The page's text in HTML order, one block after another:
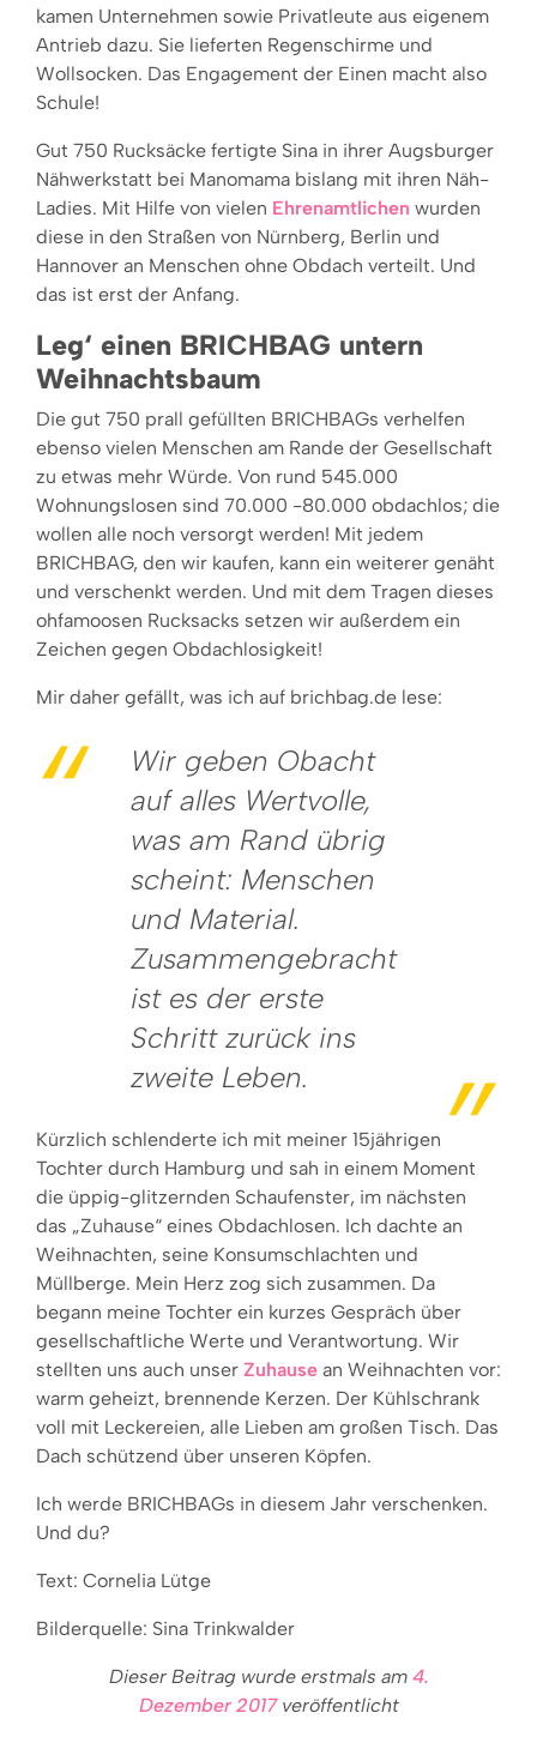
kamen Unternehmen sowie Privatleute aus eigenem
Antrieb dazu. Sie lieferten Regenschirme und
Wollsocken. Das Engagement der Einen macht also
Schule!
Gut 750 Rucksäcke fertigte Sina in ihrer Augsburger
Nähwerkstatt bei Manomama bislang mit ihren Näh-
Ladies. Mit Hilfe von vielen Ehrenamtlichen wurden
diese in den Straßen von Nürnberg, Berlin und
Hannover an Menschen ohne Obdach verteilt. Und
das ist erst der Anfang.
Leg‘ einen BRICHBAG untern
Weihnachtsbaum
Die gut 750 prall gefüllten BRICHBAGs verhelfen
ebenso vielen Menschen am Rande der Gesellschaft
zu etwas mehr Würde. Von rund 545.000
Wohnungslosen sind 70.000 -80.000 obdachlos; die
wollen alle noch versorgt werden! Mit jedem
BRICHBAG, den wir kaufen, kann ein weiterer genäht
und verschenkt werden. Und mit dem Tragen dieses
ohfamoosen Rucksacks setzen wir außerdem ein
Zeichen gegen Obdachlosigkeit!
Mir daher gefällt, was ich auf brichbag.de lese:
Wir geben Obacht
auf alles Wertvolle,
was am Rand übrig
scheint: Menschen
und Material.
Zusammengebracht
ist es der erste
Schritt zurück ins
zweite Leben.
Kürzlich schlenderte ich mit meiner 15jährigen
Tochter durch Hamburg und sah in einem Moment
die üppig-glitzernden Schaufenster, im nächsten
das „Zuhause“ eines Obdachlosen. Ich dachte an
Weihnachten, seine Konsumschlachten und
Müllberge. Mein Herz zog sich zusammen. Da
begann meine Tochter ein kurzes Gespräch über
gesellschaftliche Werte und Verantwortung. Wir
stellten uns auch unser Zuhause an Weihnachten vor:
warm geheizt, brennende Kerzen. Der Kühlschrank
voll mit Leckereien, alle Lieben am großen Tisch. Das
Dach schützend über unseren Köpfen.
Ich werde BRICHBAGs in diesem Jahr verschenken.
Und du?
Text: Cornelia Lütge
Bilderquelle: Sina Trinkwalder
Dieser Beitrag wurde erstmals am 4.
Dezember 2017veröffentlicht